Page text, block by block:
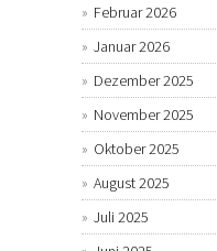
Februar 2026
Januar 2026
Dezember 2025
November 2025
Oktober 2025
August 2025
Juli 2025